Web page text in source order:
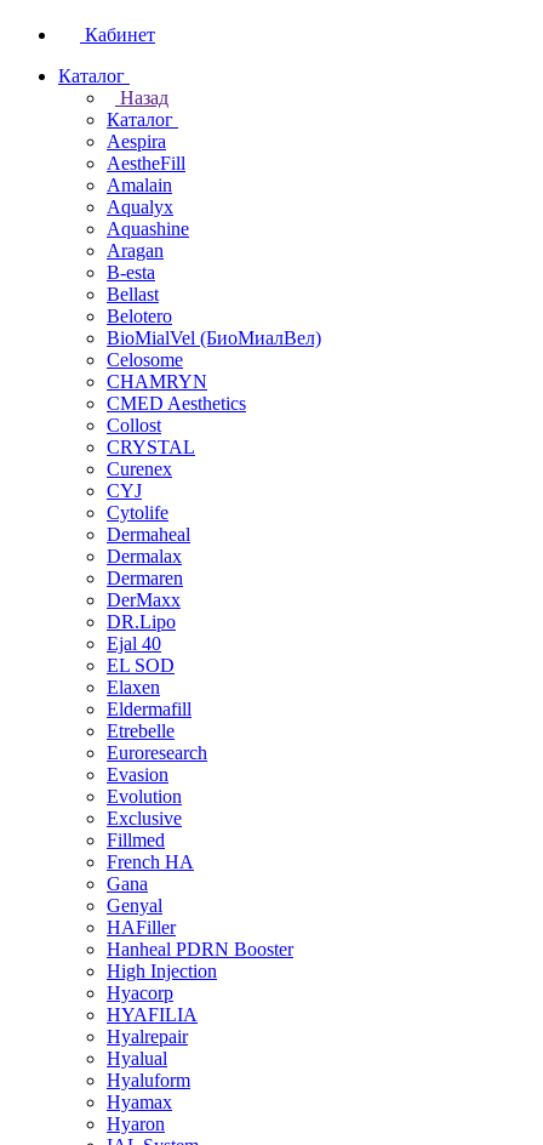
Кабинет
Каталог
Назад
Каталог
Aespira
AestheFill
Amalain
Aqualyx
Aquashine
Aragan
B-esta
Bellast
Belotero
BioMialVel (БиоМиалВел)
Celosome
CHAMRYN
CMED Aesthetics
Collost
CRYSTAL
Curenex
CYJ
Cytolife
Dermaheal
Dermalax
Dermaren
DerMaxx
DR.Lipo
Ejal 40
EL SOD
Elaxen
Eldermafill
Etrebelle
Euroresearch
Evasion
Evolution
Exclusive
Fillmed
French HA
Gana
Genyal
HAFiller
Hanheal PDRN Booster
High Injection
Hyacorp
HYAFILIA
Hyalrepair
Hyalual
Hyaluform
Hyamax
Hyaron